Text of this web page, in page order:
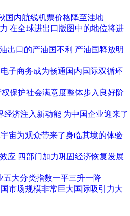
国内航线机票价格降至洼地
在全球进出口版图中的地位将进
出口的产油国不利 产油国释放明
子商务成为畅通国内国际双循环
保护社会满意度整体步入良好阶
经济注入新动能 为中国企业迎来了
宙为观众带来了身临其境的体验
应 四部门加力巩固经济恢复发展
五大分类指数一平三升一降
市场规模非常巨大国际吸引力大